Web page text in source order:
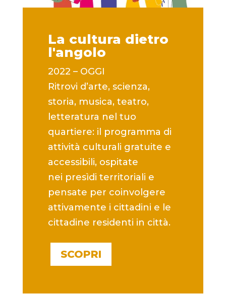
La cultura dietro
l'angolo
2022 – OGGI
Ritrovi d’arte, scienza,
storia, musica, teatro,
letteratura nel tuo
quartiere: il programma di
attività culturali gratuite e
accessibili, ospitate
nei presìdi territoriali e
pensate per coinvolgere
attivamente i cittadini e le
cittadine residenti in città.
SCOPRI